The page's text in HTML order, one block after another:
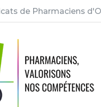
de Pharmaciens